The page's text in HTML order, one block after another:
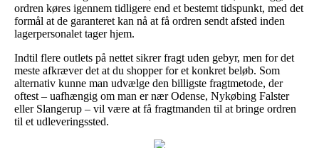
ordren køres igennem tidligere end et bestemt tidspunkt, med det
formål at de garanteret kan nå at få ordren sendt afsted inden
lagerpersonalet tager hjem.
Indtil flere outlets på nettet sikrer fragt uden gebyr, men for det
meste afkræver det at du shopper for et konkret beløb. Som
alternativ kunne man udvælge den billigste fragtmetode, der
oftest – uafhængig om man er nær Odense, Nykøbing Falster
eller Slangerup – vil være at få fragtmanden til at bringe ordren
til et udleveringssted.